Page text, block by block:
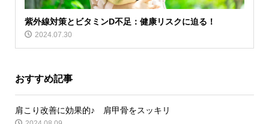
紫外線対策とビタミンD不足：健康リスクに迫る！
2024.07.30
おすすめ記事
肩こり改善に効果的♪ 肩甲骨をスッキリ